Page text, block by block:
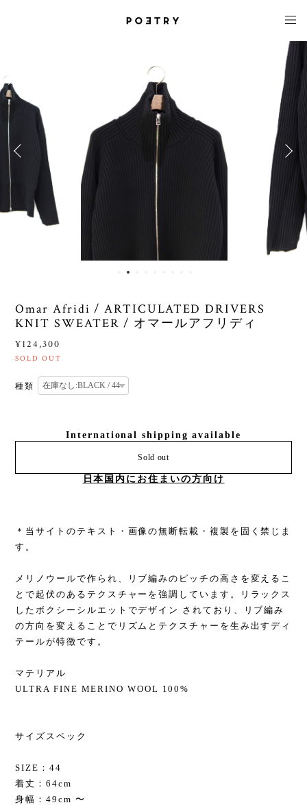
Omar Afridi / ARTICULATED DRIVERS
KNIT SWEATER / オマールアフリディ
¥124,300
SOLD OUT
種類
International shipping available
Sold out
日本国内にお住まいの方向け
＊当サイトのテキスト・画像の無断転載・複製を固く禁じま
す。
メリノウールで作られ、リブ編みのピッチの高さを変えるこ
とで起伏のあるテクスチャーを強調しています。リラックス
したボクシーシルエットでデザイン されており、リブ編み
の方向を変えることでリズムとテクスチャーを生み出すディ
テールが特徴です。
マテリアル
ULTRA FINE MERINO WOOL 100%
サイズスペック
SIZE：44
着丈：64cm
身幅：49cm 〜